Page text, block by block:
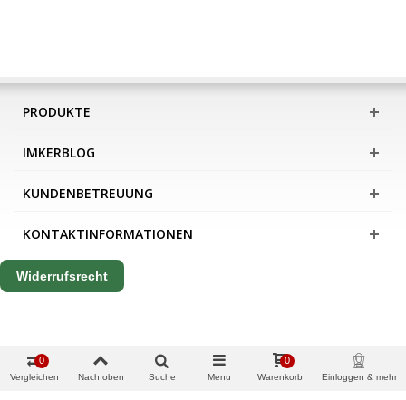
PRODUKTE
IMKERBLOG
KUNDENBETREUUNG
KONTAKTINFORMATIONEN
Widerrufsrecht
Vergleichen
0
Nach oben Suche Menu Warenkorb
0
Einloggen & mehr